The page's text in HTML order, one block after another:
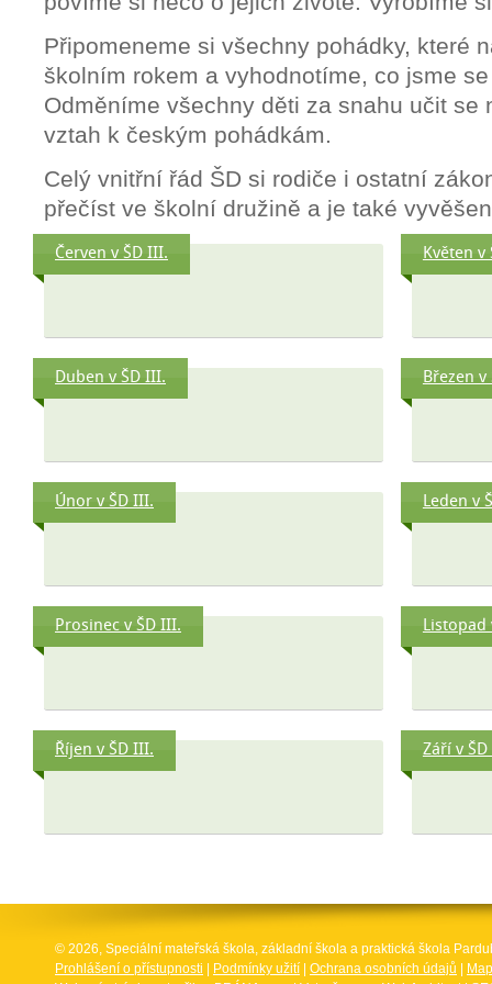
Připomeneme si všechny pohádky, které
školním rokem a vyhodnotíme, co jsme
Odměníme všechny děti za snahu učit se
vztah k českým pohádkám.
Celý vnitřní řád ŠD si rodiče i ostatní
přečíst ve školní družině a je také
Červen v ŠD III. Květen v
Duben v ŠD III. Březen v
Únor v ŠD III. Leden v
Prosinec v ŠD III. Listopad
Říjen v ŠD III. Září v
© 2026, Speciální mateřská škola, základní škola a praktická škola
Prohlášení o přístupnosti
Podmínky užití Ochrana osobních údajů